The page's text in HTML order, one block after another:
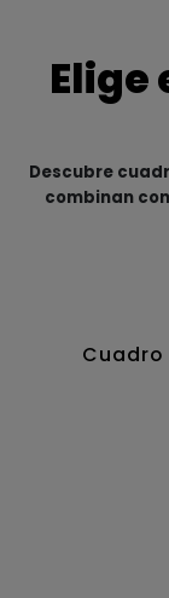
Elige
Descubre
combinan